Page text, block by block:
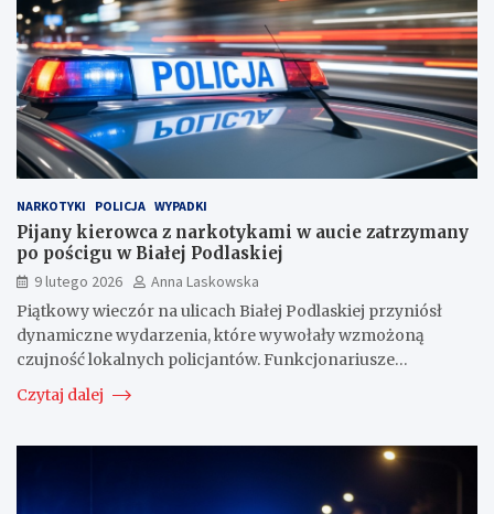
NARKOTYKI POLICJA WYPADKI
Pijany kierowca z narkotykami w aucie zatrzymany
po pościgu w Białej Podlaskiej
9 lutego 2026
Anna Laskowska
Piątkowy wieczór na ulicach Białej Podlaskiej przyniósł
dynamiczne wydarzenia, które wywołały wzmożoną
czujność lokalnych policjantów. Funkcjonariusze…
Czytaj dalej